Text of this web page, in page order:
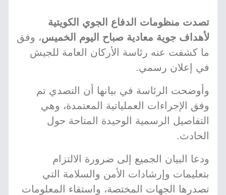
تصدت منظومات الدفاع الجوي الكويتية
لأهداف جوية معادية صباح اليوم الخميس، وفق
ما كشفت عنه رئاسة الأركان العامة للجيش
في إعلان رسمي.
وأوضحت الرئاسة في بيانها أن التصدي تم
وفق الإجراءات العملياتية المعتمدة، وهي
التفاصيل الرسمية الوحيدة المتاحة حول
الحادث.
ودعا البيان الجميع إلى ضرورة الالتزام
بتعليمات وإرشادات الأمن والسلامة التي
تصدرها الجهات المختصة، واستقاء المعلومات